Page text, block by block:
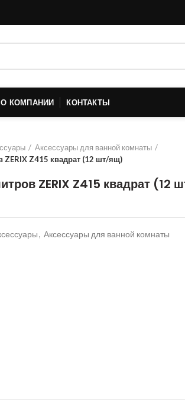
О КОМПАНИИ КОНТАКТЫ
Аксессуары для ванной комнаты
ZERIX Z415 квадрат (12 шт/ящ)
ZERIX Z415 квадрат (12
, Аксессуары для ванной комнаты